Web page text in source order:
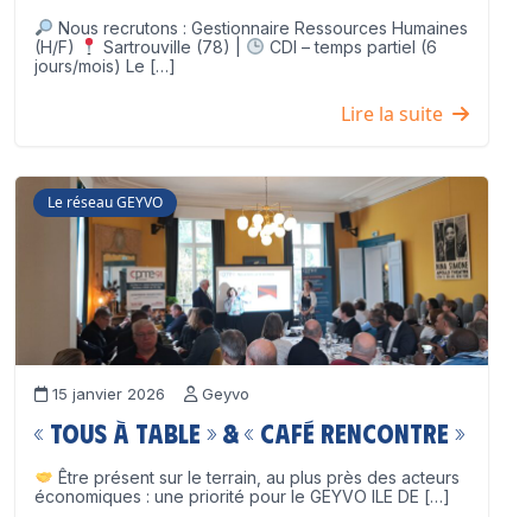
Nous recrutons : Gestionnaire Ressources Humaines
(H/F)
Sartrouville (78) |
CDI – temps partiel (6
jours/mois) Le […]
Lire la suite
Le réseau GEYVO
15 janvier 2026 Geyvo
« Tous à table » & « Café Rencontre »
Être présent sur le terrain, au plus près des acteurs
économiques : une priorité pour le GEYVO ILE DE […]